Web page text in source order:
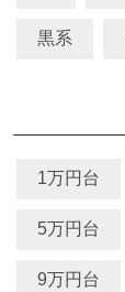
黒系
1万円台
5万円台
9万円台